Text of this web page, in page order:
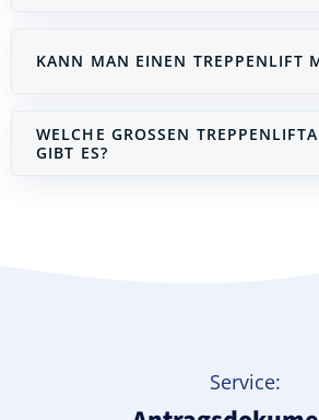
KANN MAN EINEN TREPPENLIFT
WELCHE GROSSEN
IBT ES?
Service: